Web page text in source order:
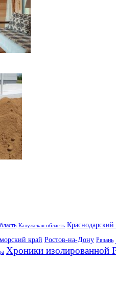
Калужская область Краснодарский
край Ростов-на-Дону Рязань
Хроники изолированной